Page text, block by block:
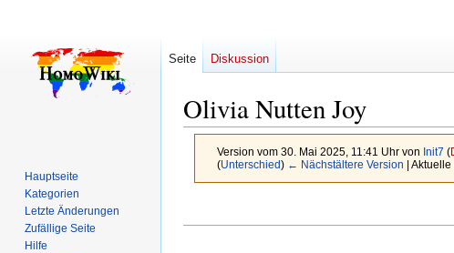
Olivia Nutten Joy
Version vom 30. Mai 2025, 11:41 Uhr von Init7 (
(Unterschied) ← Nächstältere Version |
Navigation
Suche
Seite Diskussion
Hauptseite
Kategorien
Letzte Änderungen
Zufällige Seite
Hilfe